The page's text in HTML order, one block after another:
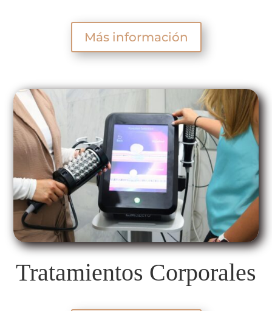
Más información
Tratamientos Corporales